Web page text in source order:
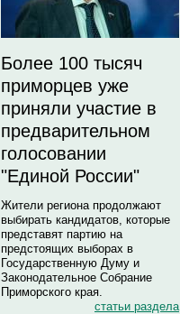
Более 100 тысяч
приморцев уже
приняли участие в
предварительном
голосовании
"Единой России"
Жители региона продолжают
выбирать кандидатов, которые
представят партию на
предстоящих выборах в
Государственную Думу и
Законодательное Собрание
Приморского края.
статьи раздела